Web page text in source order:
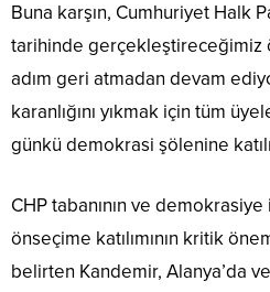
Buna karşın, Cumhuriyet Halk
tarihinde gerçekleştireceğimiz
adım geri atmadan devam
karanlığını yıkmak için tüm
günkü demokrasi şölenine
CHP tabanının ve
önseçime katılımının kritik
belirten Kandemir, Alanya’da